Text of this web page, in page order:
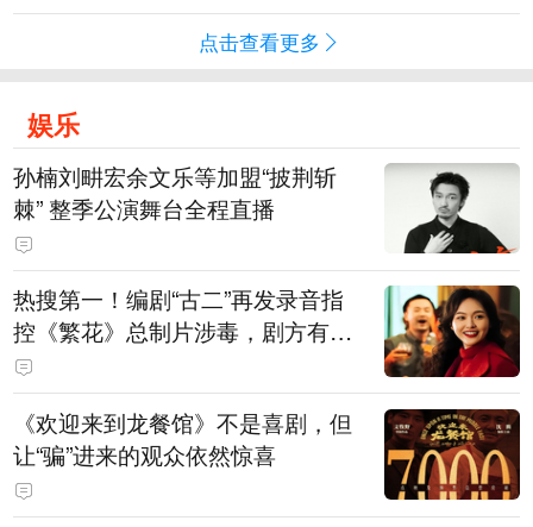
点击查看更多
娱乐
孙楠刘畊宏余文乐等加盟“披荆斩
棘” 整季公演舞台全程直播
热搜第一！编剧“古二”再发录音指
控《繁花》总制片涉毒，剧方有税
务问题，录音中王家卫称“一点够
了，要不然又要出事”
《欢迎来到龙餐馆》不是喜剧，但
让“骗”进来的观众依然惊喜